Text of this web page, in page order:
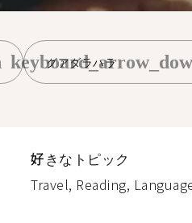
グアダラハラ
好きなトピック
Travel, Reading,